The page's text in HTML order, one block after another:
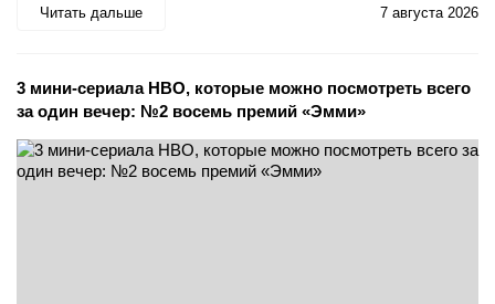
Читать дальше 7 августа 2026
3 мини-сериала HBO, которые можно посмотреть всего
за один вечер: №2 восемь премий «Эмми»